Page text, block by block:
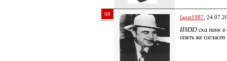
98 fanat1987 ,
ИМХО ска панк в
опять же согласен